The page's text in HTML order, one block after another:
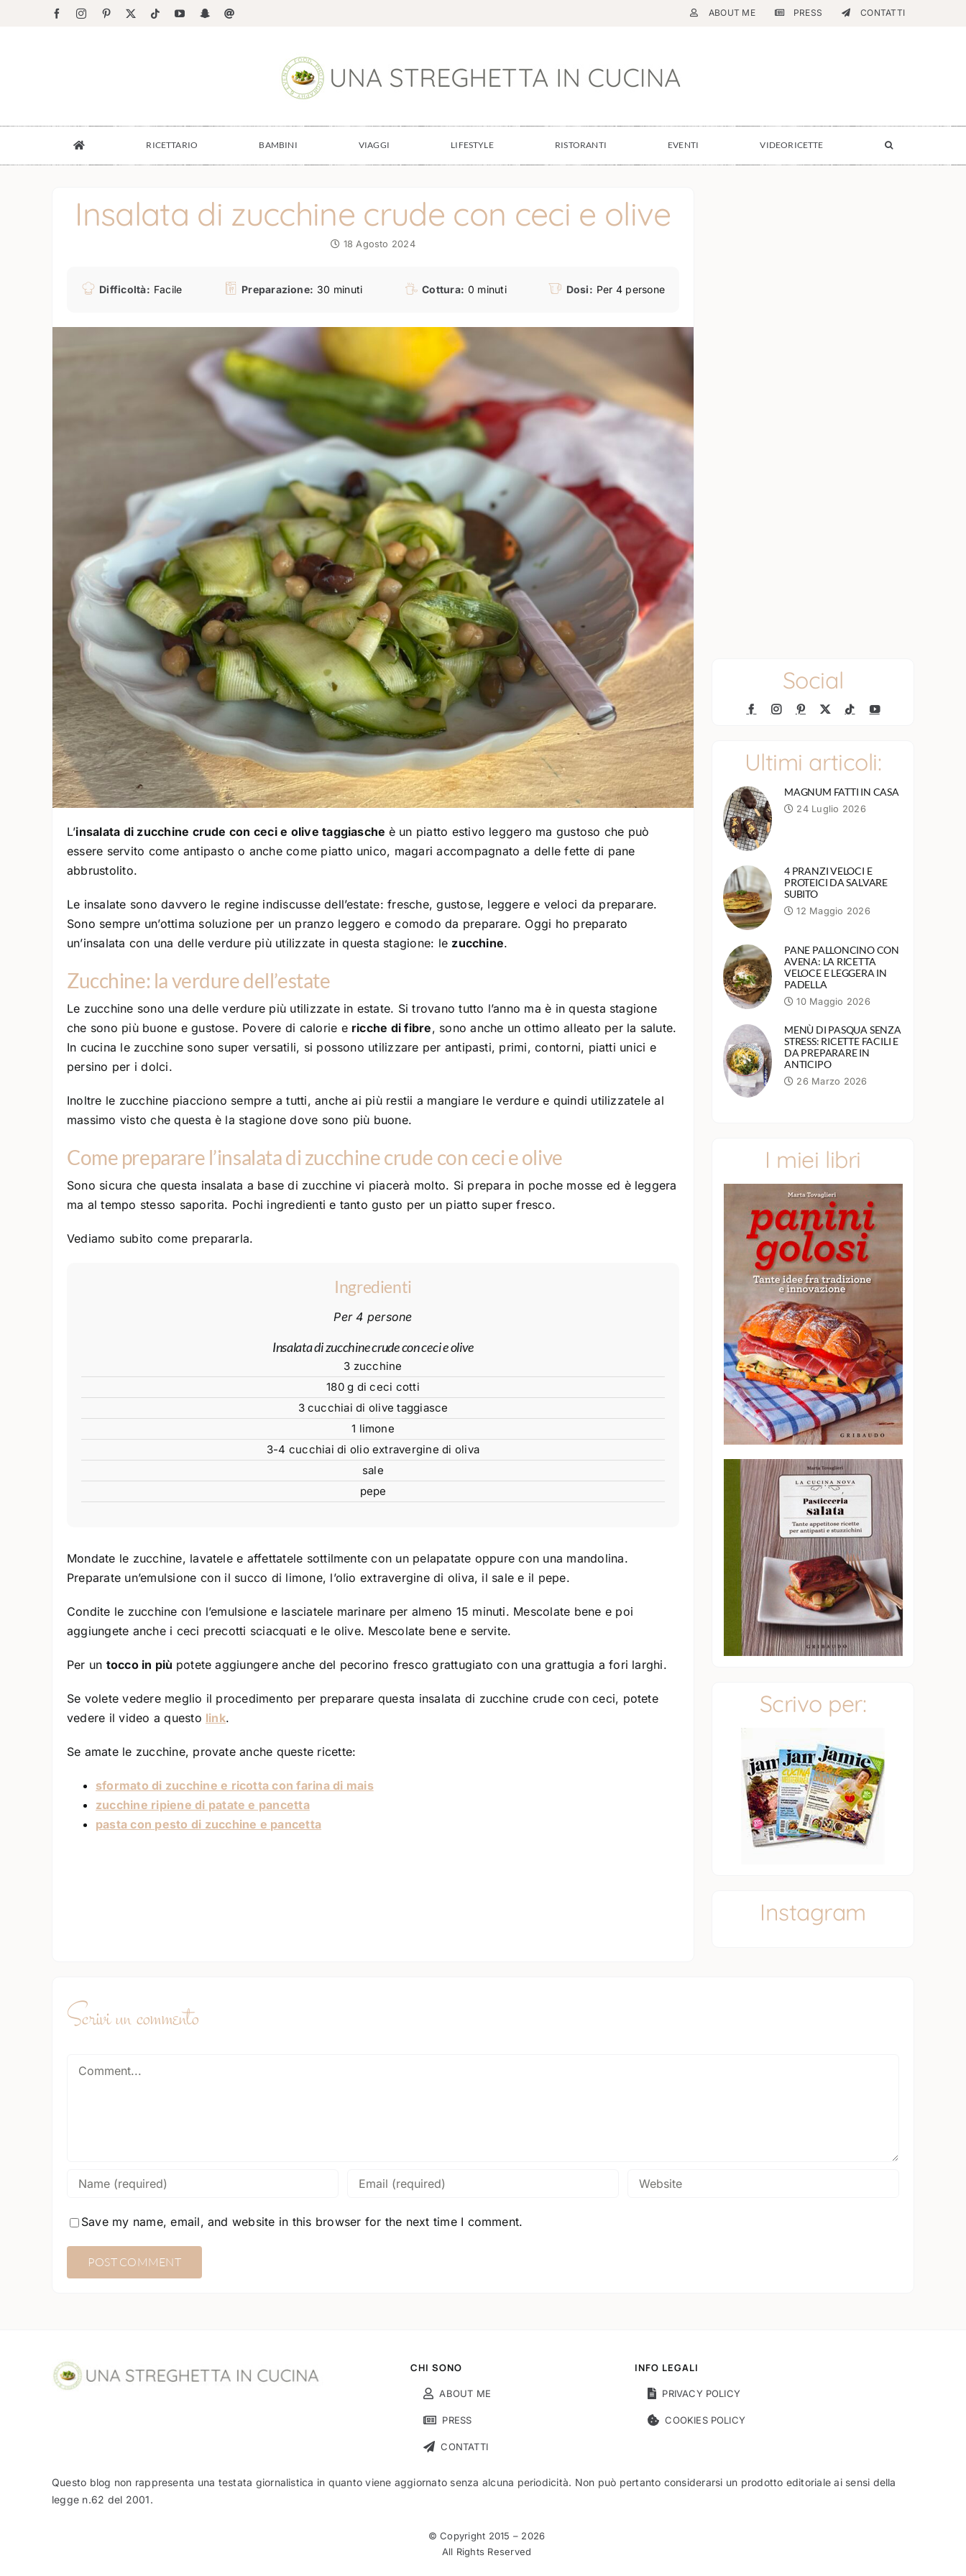
FacebookInstagramPinterest TiktokYouTubeSnapchatEmail ABOUT ME PRESS CONTATTI
RICETTARIO BAMBINI VIAGGI LIFESTYLE RISTORANTI EVENTI VIDEORICETTE
Insalata di zucchine crude con ceci e olive
18 Agosto 2024
Difficoltà: Facile Preparazione: 30 minuti Cottura: 0 minuti Dosi: Per 4 persone
L’insalata di zucchine crude con ceci e olive taggiasche è un piatto estivo leggero ma gustoso che può
essere servito come antipasto o anche come piatto unico, magari accompagnato a delle fette di pane
abbrustolito.
Le insalate sono davvero le regine indiscusse dell’estate: fresche, gustose, leggere e veloci da preparare.
Sono sempre un’ottima soluzione per un pranzo leggero e comodo da preparare. Oggi ho preparato
un’insalata con una delle verdure più utilizzate in questa stagione: le zucchine.
Zucchine: la verdure dell’estate
Le zucchine sono una delle verdure più utilizzate in estate. Si trovano tutto l’anno ma è in questa stagione
che sono più buone e gustose. Povere di calorie e ricche di fibre, sono anche un ottimo alleato per la salute.
In cucina le zucchine sono super versatili, si possono utilizzare per antipasti, primi, contorni, piatti unici e
persino per i dolci.
Inoltre le zucchine piacciono sempre a tutti, anche ai più restii a mangiare le verdure e quindi utilizzatele al
massimo visto che questa è la stagione dove sono più buone.
Come preparare l’insalata di zucchine crude con ceci e olive
Sono sicura che questa insalata a base di zucchine vi piacerà molto. Si prepara in poche mosse ed è leggera
ma al tempo stesso saporita. Pochi ingredienti e tanto gusto per un piatto super fresco.
Vediamo subito come prepararla.
Ingredienti
Per 4 persone
Insalata di zucchine crude con ceci e olive
3 zucchine
180 g di ceci cotti
3 cucchiai di olive taggiasce
1 limone
3-4 cucchiai di olio extravergine di oliva
sale
pepe
Mondate le zucchine, lavatele e affettatele sottilmente con un pelapatate oppure con una mandolina.
Preparate un’emulsione con il succo di limone, l’olio extravergine di oliva, il sale e il pepe.
Condite le zucchine con l’emulsione e lasciatele marinare per almeno 15 minuti. Mescolate bene e poi
aggiungete anche i ceci precotti sciacquati e le olive. Mescolate bene e servite.
Per un tocco in più potete aggiungere anche del pecorino fresco grattugiato con una grattugia a fori larghi.
Se volete vedere meglio il procedimento per preparare questa insalata di zucchine crude con ceci, potete
vedere il video a questo link.
Se amate le zucchine, provate anche queste ricette:
sformato di zucchine e ricotta con farina di mais
zucchine ripiene di patate e pancetta
pasta con pesto di zucchine e pancetta
Social
Ultimi articoli:
MAGNUM FATTI IN CASA
24 Luglio 2026
4 PRANZI VELOCI E
PROTEICI DA SALVARE
SUBITO
12 Maggio 2026
PANE PALLONCINO CON
AVENA: LA RICETTA
VELOCE E LEGGERA IN
PADELLA
10 Maggio 2026
MENÙ DI PASQUA SENZA
STRESS: RICETTE FACILI E
DA PREPARARE IN
ANTICIPO
26 Marzo 2026
I miei libri
Scrivo per:
Instagram
Scrivi un commento
Save my name, email, and website in this browser for the next time I comment.
CHI SONO
ABOUT ME
PRESS
CONTATTI
INFO LEGALI
PRIVACY POLICY
COOKIES POLICY
Questo blog non rappresenta una testata giornalistica in quanto viene aggiornato senza alcuna periodicità. Non può pertanto considerarsi un prodotto editoriale ai sensi della
legge n.62 del 2001.
© Copyright 2015 – 2026
All Rights Reserved